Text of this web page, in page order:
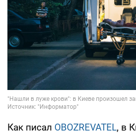
Как писал OBOZREVATEL, в